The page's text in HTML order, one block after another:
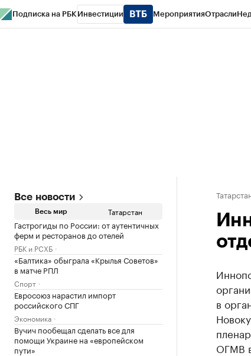
Подписка на РБК Инвестиции МероприятияОтрасли
Все новости
Весь мир Татарстан
Гастрогиды по России: от аутентичных
ферм и ресторанов до отелей
РБК и РСХБ
«Балтика» обыграла «Крылья Советов»
в матче РПЛ
Спорт
Евросоюз нарастил импорт
российского СПГ
Экономика
Вучич пообещал сделать все для
помощи Украине на «европейском
пути»
в
ОГМВ